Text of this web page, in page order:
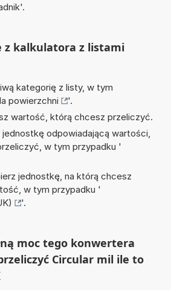
z kalkulatora z listami
kategorię z listy, w tym
powierzchni
'.
wartość, którą chcesz przeliczyć.
odpowiadającą wartości,
w tym przypadku '
jednostkę, na którą chcesz
w tym przypadku '
'.
moc tego konwertera
Circular mil ile to